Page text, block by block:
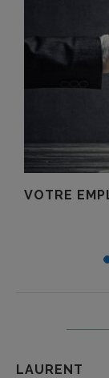
VOTRE
LAURENT